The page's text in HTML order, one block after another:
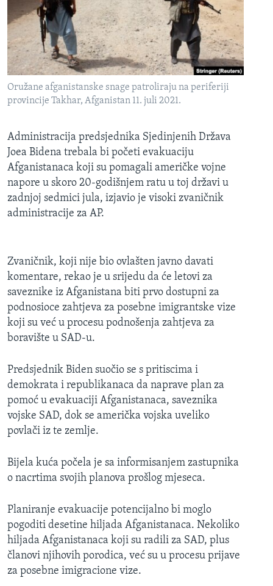
MAGAZIN
O GLASU AMERIKE
Learning English
PRATITE NAS
Jezici
Oružane afganistanske snage patroliraju na periferiji
provincije Takhar, Afganistan 11. juli 2021.
Administracija predsjednika Sjedinjenih Država
Joea Bidena trebala bi početi evakuaciju
Afganistanaca koji su pomagali američke vojne
napore u skoro 20-godišnjem ratu u toj državi u
zadnjoj sedmici jula, izjavio je visoki zvaničnik
administracije za AP.
Zvaničnik, koji nije bio ovlašten javno davati
komentare, rekao je u srijedu da će letovi za
saveznike iz Afganistana biti prvo dostupni za
podnosioce zahtjeva za posebne imigrantske vize
koji su već u procesu podnošenja zahtjeva za
boravište u SAD-u.
Predsjednik Biden suočio se s pritiscima i
demokrata i republikanaca da naprave plan za
pomoć u evakuaciji Afganistanaca, saveznika
vojske SAD, dok se američka vojska uveliko
povlači iz te zemlje.
Bijela kuća počela je sa informisanjem zastupnika
o nacrtima svojih planova prošlog mjeseca.
Planiranje evakuacije potencijalno bi moglo
pogoditi desetine hiljada Afganistanaca. Nekoliko
hiljada Afganistanaca koji su radili za SAD, plus
članovi njihovih porodica, već su u procesu prijave
za posebne imigracione vize.